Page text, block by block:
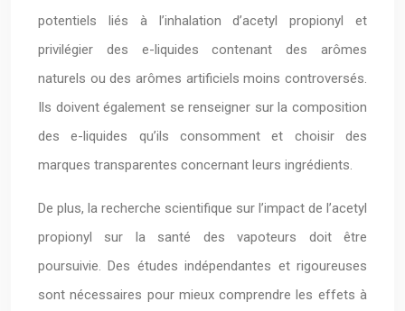
potentiels liés à l’inhalation d’acetyl propionyl et
privilégier des e-liquides contenant des arômes
naturels ou des arômes artificiels moins controversés.
Ils doivent également se renseigner sur la composition
des e-liquides qu’ils consomment et choisir des
marques transparentes concernant leurs ingrédients.
De plus, la recherche scientifique sur l’impact de l’acetyl
propionyl sur la santé des vapoteurs doit être
poursuivie. Des études indépendantes et rigoureuses
sont nécessaires pour mieux comprendre les effets à